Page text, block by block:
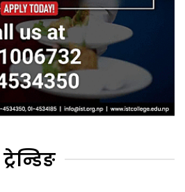
ट्रेन्डिङ